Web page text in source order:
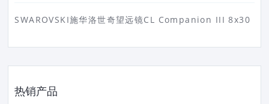
SWAROVSKI施华洛世奇望远镜CL Companion III 8x30
热销产品